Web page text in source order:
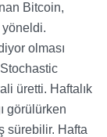
Bitcoin,
olması
üretti. Haftalık
görülürken
sürebilir. Hafta